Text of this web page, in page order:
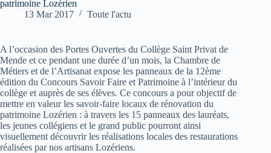
patrimoine Lozérien
13 Mar 2017
Toute l'actu
A l’occasion des Portes Ouvertes du Collège Saint Privat de
Mende et ce pendant une durée d’un mois, la Chambre de
Métiers et de l’Artisanat expose les panneaux de la 12ème
édition du Concours Savoir Faire et Patrimoine à l’intérieur du
collège et auprès de ses élèves. Ce concours a pour objectif de
mettre en valeur les savoir-faire locaux de rénovation du
patrimoine Lozérien : à travers les 15 panneaux des lauréats,
les jeunes collégiens et le grand public pourront ainsi
visuellement découvrir les réalisations locales des restaurations
réalisées par nos artisans Lozériens.